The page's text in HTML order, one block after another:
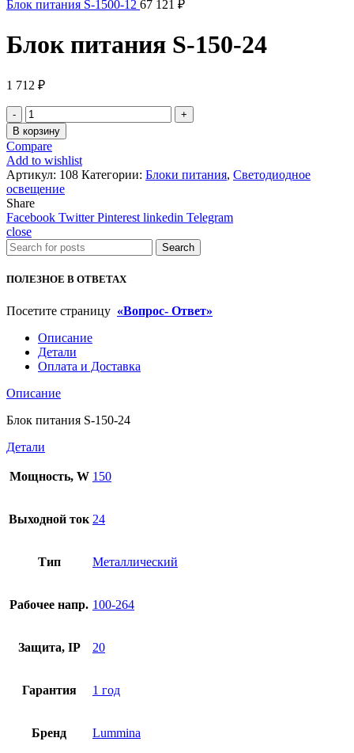
Блок питания S-1500-12 67 121 ₽
Блок питания S-150-24
1 712 ₽
Количество
товара
Блок
питания
S-
150-
24
В корзину
Compare
Add to wishlist
Артикул: 108 Категории: Блоки питания, Светодиодное
освещение
Share
Facebook Twitter Pinterest linkedin Telegram
close
Search
ПОЛЕЗНОЕ В ОТВЕТАХ
Посетите страницу «Вопрос- Ответ»
Описание
Детали
Оплата и Доставка
Описание
Блок питания S-150-24
Детали
Мощность, W 150
Выходной ток 24
Тип Металлический
Рабочее напр. 100-264
Защита, IP 20
Гарантия 1 год
Бренд Lummina